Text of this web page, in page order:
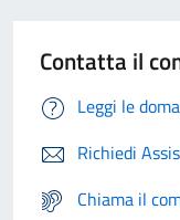
Contatta il
Leggi le
Richiedi
Chiama il